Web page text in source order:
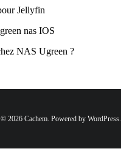
Jellyfin
nas IOS
NAS Ugreen ?
2026 Cachem. Powered by WordPress.